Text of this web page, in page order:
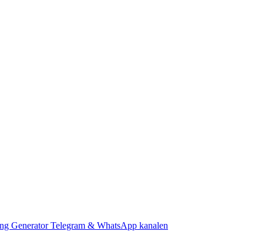
GeneratorTelegram & WhatsApp kanalen